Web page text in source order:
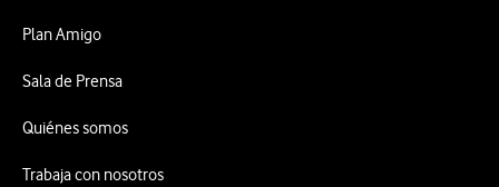
Plan Amigo
Sala de Prensa
Quiénes somos
Trabaja con nosotros